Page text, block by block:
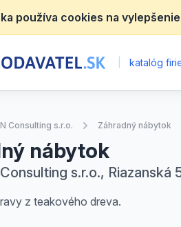
používa cookies na
katalóg
Consulting s.r.o. Záhradný nábytok
nábytok
s.r.o., Riazanská
z teakového dreva.